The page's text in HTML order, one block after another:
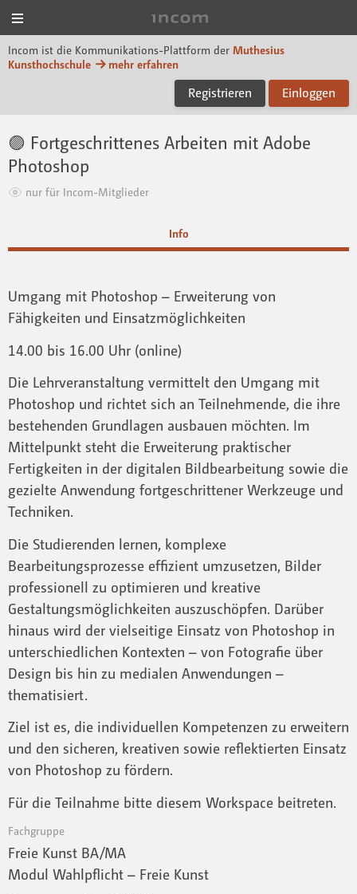
Incom ist die Kommunikations-Plattform der Muthesius
Kunsthochschule
mehr erfahren
Registrieren Einloggen
🟣 Fortgeschrittenes Arbeiten mit Adobe
Photoshop
nur für Incom-Mitglieder
Info
Umgang mit Photoshop – Erweiterung von
Fähigkeiten und Einsatzmöglichkeiten
14.00 bis 16.00 Uhr (online)
Die Lehrveranstaltung vermittelt den Umgang mit
Photoshop und richtet sich an Teilnehmende, die ihre
bestehenden Grundlagen ausbauen möchten. Im
Mittelpunkt steht die Erweiterung praktischer
Fertigkeiten in der digitalen Bildbearbeitung sowie die
gezielte Anwendung fortgeschrittener Werkzeuge und
Techniken.
Die Studierenden lernen, komplexe
Bearbeitungsprozesse effizient umzusetzen, Bilder
professionell zu optimieren und kreative
Gestaltungsmöglichkeiten auszuschöpfen. Darüber
hinaus wird der vielseitige Einsatz von Photoshop in
unterschiedlichen Kontexten – von Fotografie über
Design bis hin zu medialen Anwendungen –
thematisiert.
Ziel ist es, die individuellen Kompetenzen zu erweitern
und den sicheren, kreativen sowie reflektierten Einsatz
von Photoshop zu fördern.
Für die Teilnahme bitte diesem Workspace beitreten.
Fachgruppe
Freie Kunst BA/MA
Modul Wahlpflicht – Freie Kunst